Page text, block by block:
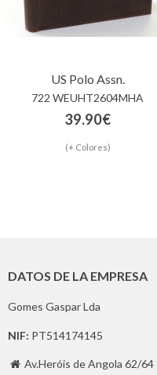
US Polo Assn.
722 WEUHT2604MHA
39.90€
(+ Colores)
DATOS DE LA EMPRESA
Gomes Gaspar Lda
NIF: PT514174145
 Av.Heróis de Angola 62/